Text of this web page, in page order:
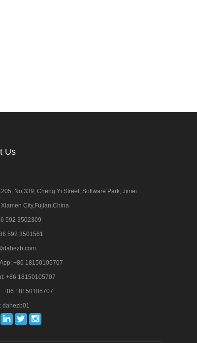
Us
No.339, Cheng Yi Street, Software Park, Jimei
Xiamen City,Fujian,China
592 3502309
592 3501561
+86 18150105707
+86 18150105707
+86 18150105707
dahezb01